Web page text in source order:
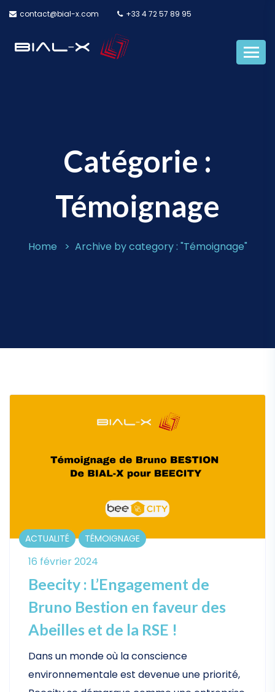
contact@bial-x.com +33 4 72 57 89 95
Catégorie :
Témoignage
Home Archive by category : "Témoignage"
ACTUALITÉ TÉMOIGNAGE
16 février 2024
Beecity : L’Engagement de
Bruno Bestion en faveur des
Abeilles et de la RSE !
Dans un monde où la conscience
environnementale est devenue une priorité,